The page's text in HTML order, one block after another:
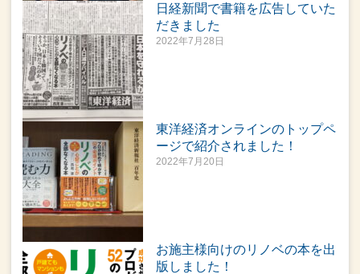
日経新聞で書籍を広告していた
だきました
2022年7月28日
東洋経済オンラインのトップペ
ージで紹介されました！
2022年7月20日
お施主様向けのリノベの本を出
版しました！